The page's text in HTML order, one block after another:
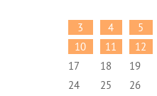
3
4 5
10
11 12
17
18 19
24
25 26